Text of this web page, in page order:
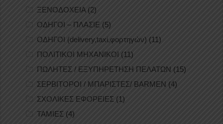
ΞΕΝΟΔΟΧΕΙΑ(2)
ΟΔΗΓΟΙ – ΠΛΑΣΙΕ (5)
ΟΔΗΓΟΙ (delivery,taxi,φορτηγών) (11)
ΠΟΛΙΤΙΚΟΙ ΜΗΧΑΝΙΚΟΙ (11)
ΠΩΛΗΤΕΣ / ΕΞΥΠΗΡΕΤΗΣΗ ΠΕΛΑΤΩΝ (15)
ΣΕΡΒΙΤΟΡΟΙ / ΜΠΑΡΙΣΤΕΣ/ BARMEN (4)
ΣΧΟΛΙΚΕΣ ΕΦΟΡΕΙΕΣ (1)
ΤΑΜΙΕΣ (4)